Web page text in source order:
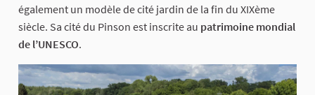
également un modèle de cité jardin de la fin du XIXème
siècle. Sa cité du Pinson est inscrite au patrimoine mondial
de l’UNESCO.